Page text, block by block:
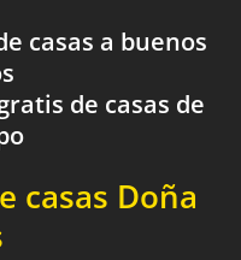
casas a buenos
de casas de
casas Doña